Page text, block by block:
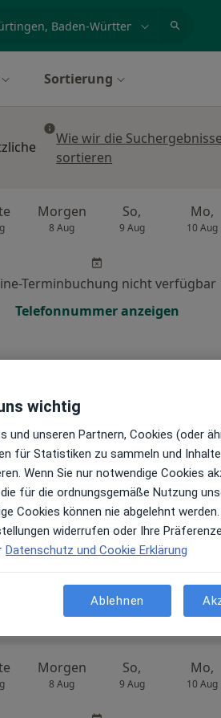
Sortierung
Wie wir die Suchergebnisse
sortieren
Morgen
8 Aug
So,
9 Aug
Mo,
10 Aug
Terminbuchung nicht verfügbar
Telefonnummer anzeigen
Morgen
8 Aug 9 Aug 10 Aug
Terminbuchung nicht verfügbar
Terminanfrage senden
Morgen
8 Aug
So,
9 Aug
Mo,
10 Aug
wichtig
und unseren Partnern, Cookies (oder
für Statistiken zu sammeln und
Wenn Sie nur notwendige Cookies
für die ordnungsgemäße Nutzung
Cookies können nie abgelehnt werden.
widerrufen oder Ihre
Datenschutz und Cookie Erklärung
Ablehnen